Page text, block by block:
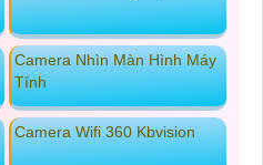
Camera Nhìn Màn Hình Máy
Tính
Camera Wifi 360 Kbvision